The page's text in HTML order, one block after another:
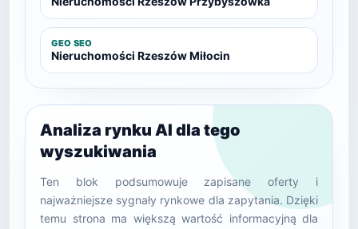
GEO SEO
Nieruchomości Rzeszów Miłocin
Analiza rynku AI dla tego
wyszukiwania
Ten blok podsumowuje zapisane oferty i
najważniejsze sygnały rynkowe dla zapytania. Dzięki
temu strona ma większą wartość informacyjną dla